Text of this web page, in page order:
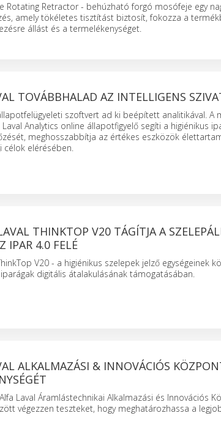
Rotating Retractor - behúzható forgó mosófeje egy
amely tökéletes tisztítást biztosít, fokozza a
állást és a termelékenységet.
TOVÁBBHALAD AZ INTELLIGENS
szoftvert ad ki beépített analitikával. A
Laval Analytics online állapotfigyelő segíti a higiénikus
meghosszabbítja az értékes eszközök
célok elérésében.
THINKTOP V20 TÁGÍTJA A
IPAR 4.0 FELÉ
V20 - a higiénikus szelepek jelző egységeinek
digitális átalakulásának támogatásában.
ALKALMAZÁSI & INNOVÁCIÓS
Laval Áramlástechnikai Alkalmazási és Innovációs
végezzen teszteket, hogy meghatározhassa a